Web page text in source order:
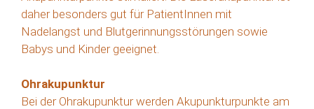
daher besonders gut für PatientInnen mit
Nadelangst und Blutgerinnungsstörungen sowie
Babys und Kinder geeignet.
Ohrakupunktur
Bei der Ohrakupunktur werden Akupunkturpunkte am